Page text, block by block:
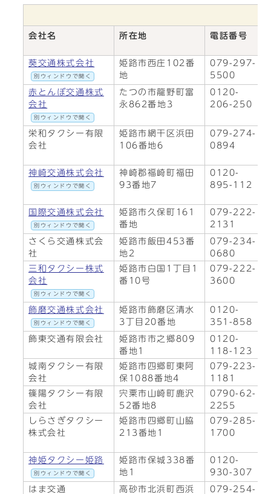
会社名 所在地 電話番号
葵交通株式会社
別ウィンドウで開く
姫路市西庄102番
地
079-297-
5500
赤とんぼ交通株式
会社
別ウィンドウで開く
たつの市龍野町富
永862番地3
0120-
206-250
栄和タクシー有限
会社
姫路市網干区浜田
106番地6
079-274-
0894
神崎交通株式会社
別ウィンドウで開く
神崎郡福崎町福田
93番地7
0120-
895-112
国際交通株式会社
別ウィンドウで開く
姫路市久保町161
番地
079-222-
2131
さくら交通株式会
社
姫路市飯田453番
地2
079-234-
0680
三和タクシー株式
会社
別ウィンドウで開く
姫路市白国1丁目1
番10号
079-222-
3600
飾磨交通株式会社
別ウィンドウで開く
姫路市飾磨区清水
3丁目20番地
0120-
351-858
飾東交通有限会社
姫路市市之郷809
番地1
0120-
118-123
城南タクシー有限
会社
姫路市四郷町東阿
保1088番地4
079-223-
1181
篠陽タクシー有限
会社
宍粟市山崎町鹿沢
52番地8
0790-62-
2255
しらさぎタクシー
株式会社
姫路市四郷町山脇
213番地1
079-285-
1700
神姫タクシー姫路
別ウィンドウで開く
姫路市保城338番
地1
0120-
930-307
はま交通
高砂市北浜町西浜
079-254-